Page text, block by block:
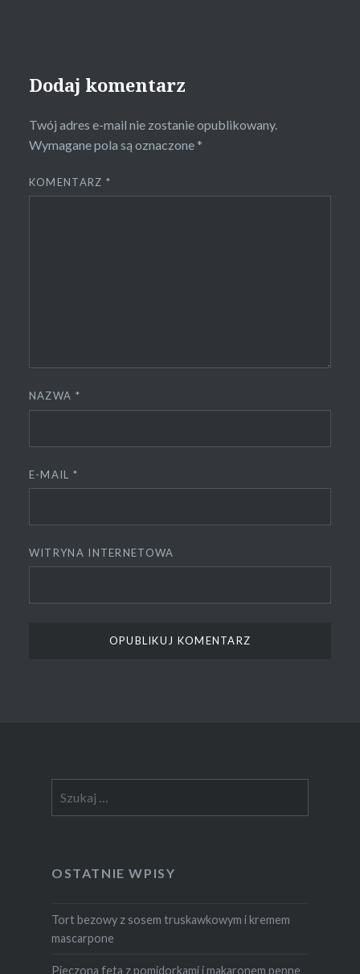
Dodaj komentarz
Twój adres e-mail nie zostanie opublikowany.
Wymagane pola są oznaczone *
KOMENTARZ *
NAZWA *
E-MAIL *
WITRYNA INTERNETOWA
OSTATNIE WPISY
Tort bezowy z sosem truskawkowym i kremem
mascarpone
Pieczona feta z pomidorkami i makaronem penne